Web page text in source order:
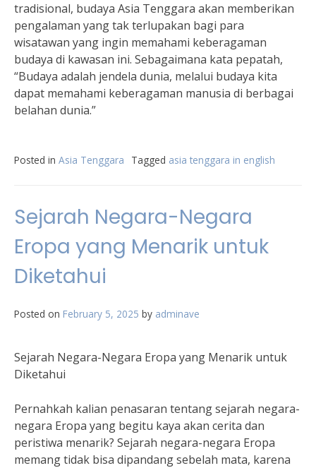
tradisional, budaya Asia Tenggara akan memberikan
pengalaman yang tak terlupakan bagi para
wisatawan yang ingin memahami keberagaman
budaya di kawasan ini. Sebagaimana kata pepatah,
“Budaya adalah jendela dunia, melalui budaya kita
dapat memahami keberagaman manusia di berbagai
belahan dunia.”
Posted in Asia Tenggara Tagged asia tenggara in english
Sejarah Negara-Negara
Eropa yang Menarik untuk
Diketahui
Posted on February 5, 2025 by adminave
Sejarah Negara-Negara Eropa yang Menarik untuk
Diketahui
Pernahkah kalian penasaran tentang sejarah negara-
negara Eropa yang begitu kaya akan cerita dan
peristiwa menarik? Sejarah negara-negara Eropa
memang tidak bisa dipandang sebelah mata, karena